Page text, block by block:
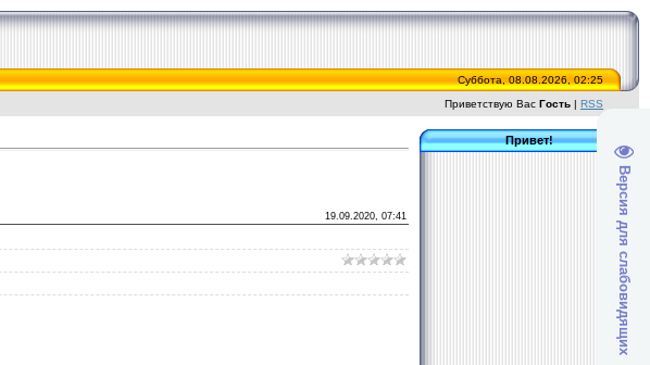
Версия для слабовидящих
Суббота, 08.08.2026, 02:25
Приветствую Вас Гость | RSS
19.09.2020, 07:41
Привет!